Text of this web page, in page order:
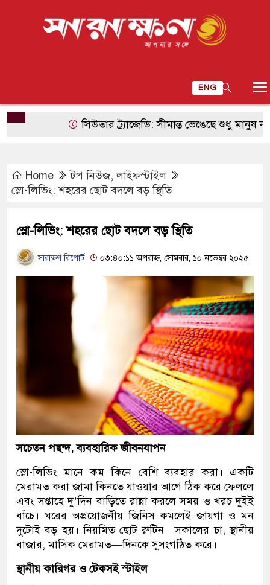
ENG
সিউতার ট্র্যাজেডি: সীমান্ত ভেঙেছে শুধু মানুষ নয়,
Home টপ নিউজ,লাইফস্টাইল
স্লো-লিভিং: শহরের ছোট বদলে বড় স্থিতি
স্লো-লিভিং: শহরের ছোট বদলে বড় স্থিতি
সারাক্ষণ রিপোর্ট ০৩:৪০:১১ অপরাহ্ন, সোমবার, ১০ নভেম্বর ২০২৫
সচেতন পছন্দ, ব্যবহারিক জীবনযাপন
স্লো-লিভিং মানে কম কিনে বেশি ব্যবহার করা। একটি
মেরামত করা জামা কিনতে যাওয়ার আগে ঠিক করে ফেললে
এবং সপ্তাহে দু’দিন বাড়িতে রান্না করলে সময় ও খরচ দুইই
বাঁচে। ঘরের অপ্রয়োজনীয় জিনিস কমলেই জায়গা ও মন
দুটোই বড় হয়। নিয়মিত ছোট রুটিন—সকালের চা, স্থানীয়
বাজার, মাসিক মেরামত—দিনকে সুসংগঠিত করে।
স্থানীয় কারিগর ও টেকসই স্টাইল